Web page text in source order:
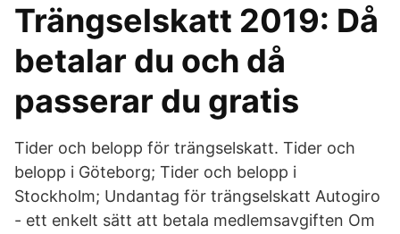
Trängselskatt 2019: Då
betalar du och då
passerar du gratis
Tider och belopp för trängselskatt. Tider och
belopp i Göteborg; Tider och belopp i
Stockholm; Undantag för trängselskatt Autogiro
- ett enkelt sätt att betala medlemsavgiften Om